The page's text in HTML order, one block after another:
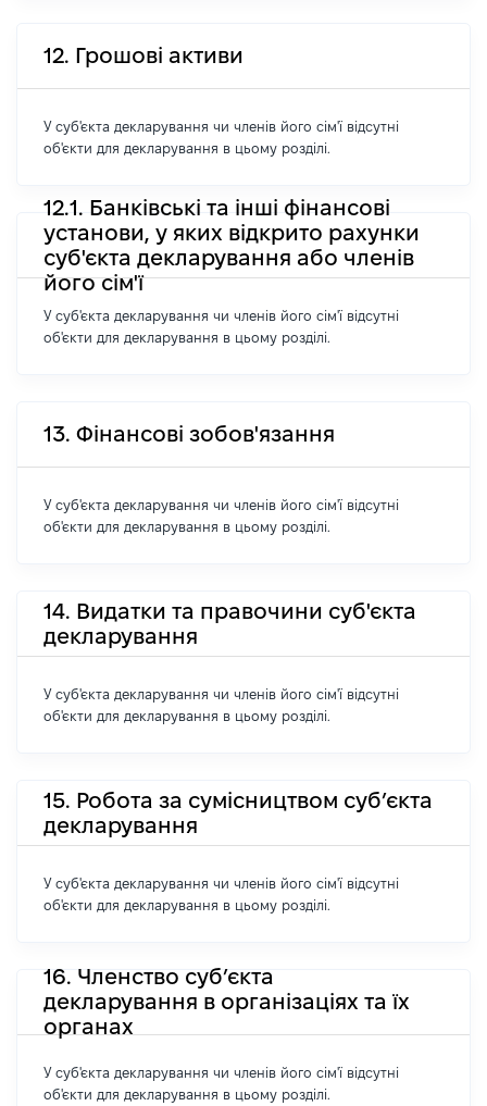
12. Грошові активи
У суб'єкта декларування чи членів його сім'ї відсутні
об'єкти для декларування в цьому розділі.
12.1. Банківські та інші фінансові
установи, у яких відкрито рахунки
суб'єкта декларування або членів
його сім'ї
У суб'єкта декларування чи членів його сім'ї відсутні
об'єкти для декларування в цьому розділі.
13. Фінансові зобов'язання
У суб'єкта декларування чи членів його сім'ї відсутні
об'єкти для декларування в цьому розділі.
14. Видатки та правочини суб'єкта
декларування
У суб'єкта декларування чи членів його сім'ї відсутні
об'єкти для декларування в цьому розділі.
15. Робота за сумісництвом суб’єкта
декларування
У суб'єкта декларування чи членів його сім'ї відсутні
об'єкти для декларування в цьому розділі.
16. Членство суб’єкта
декларування в організаціях та їх
органах
У суб'єкта декларування чи членів його сім'ї відсутні
об'єкти для декларування в цьому розділі.